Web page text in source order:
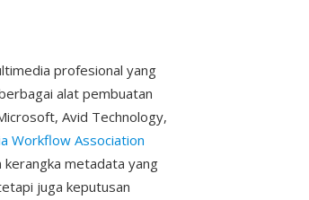
profesional yang
alat pembuatan
Avid Technology,
Workflow Association
kerangka metadata yang
juga keputusan